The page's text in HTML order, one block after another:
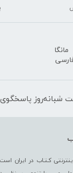
مانگا
کـتـاب در ایران